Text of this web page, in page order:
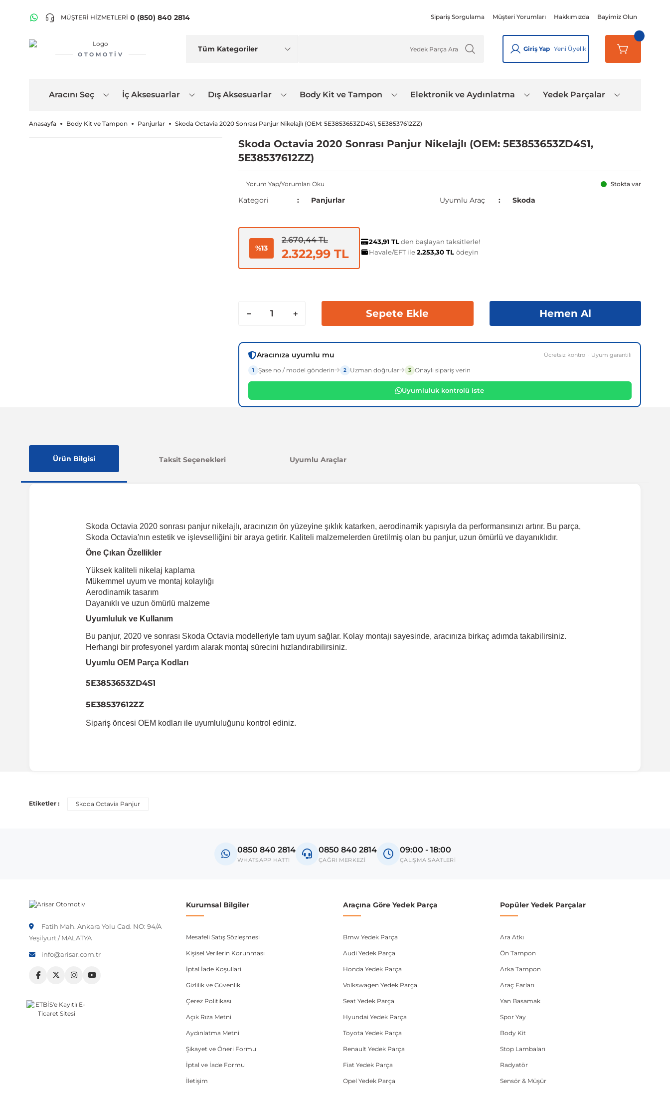
MÜŞTERİ HİZMETLERİ 0 (850) 840 2814 Sipariş Sorgulama Müşteri Yorumları Hakkımızda Bayimiz Olun
OTOMOTIV
Giriş Yap Yeni Üyelik
Aracını Seç İç Aksesuarlar Dış Aksesuarlar Body Kit ve Tampon Elektronik ve Aydınlatma Yedek Parçalar
Anasayfa Body Kit ve Tampon Panjurlar Skoda Octavia 2020 Sonrası Panjur Nikelajlı (OEM: 5E3853653ZD4S1, 5E38537612ZZ)
Skoda Octavia 2020 Sonrası Panjur Nikelajlı (OEM: 5E3853653ZD4S1,
5E38537612ZZ)
Yorum Yap/Yorumları Oku Stokta var
Kategori Panjurlar Uyumlu Araç Skoda
%13
2.670,44 TL
2.322,99 TL
243,91 TLden başlayan taksitlerle!
Havale/EFT ile2.253,30 TL ödeyin
Sepete Ekle Hemen Al
Aracınıza uyumlu mu Ücretsiz kontrol · Uyum garantili
1 Şase no / model gönderin 2 Uzman doğrular 3 Onaylı sipariş verin
Uyumluluk kontrolü iste
Ürün Bilgisi Taksit Seçenekleri Uyumlu Araçlar
Skoda Octavia 2020 sonrası panjur nikelajlı, aracınızın ön yüzeyine şıklık katarken, aerodinamik yapısıyla da performansınızı artırır. Bu parça,
Skoda Octavia'nın estetik ve işlevselliğini bir araya getirir. Kaliteli malzemelerden üretilmiş olan bu panjur, uzun ömürlü ve dayanıklıdır.
Öne Çıkan Özellikler
Yüksek kaliteli nikelaj kaplama
Mükemmel uyum ve montaj kolaylığı
Aerodinamik tasarım
Dayanıklı ve uzun ömürlü malzeme
Uyumluluk ve Kullanım
Bu panjur, 2020 ve sonrası Skoda Octavia modelleriyle tam uyum sağlar. Kolay montajı sayesinde, aracınıza birkaç adımda takabilirsiniz.
Herhangi bir profesyonel yardım alarak montaj sürecini hızlandırabilirsiniz.
Uyumlu OEM Parça Kodları
5E3853653ZD4S1
5E38537612ZZ
Sipariş öncesi OEM kodları ile uyumluluğunu kontrol ediniz.
Araç üreticileri aynı model yılı içerisinde farklı donanım ve kasa tipleri kullanabilmektedir. Sipariş vermeden önce OEM numarası veya şasi numarası ile uyumluluğu kontrol
Etiketler : Skoda Octavia Panjur
0850 840 2814
WHATSAPP HATTI
0850 840 2814
ÇAĞRI MERKEZİ
09:00 - 18:00
ÇALIŞMA SAATLERİ
Fatih Mah. Ankara Yolu Cad. NO: 94/A
Yeşilyurt / MALATYA
info@arisar.com.tr
Kurumsal Bilgiler
Mesafeli Satış Sözleşmesi
Kişisel Verilerin Korunması
İptal İade Koşullari
Gizlilik ve Güvenlik
Çerez Politikası
Açık Rıza Metni
Aydınlatma Metni
Şikayet ve Öneri Formu
İptal ve İade Formu
İletişim
Araçına Göre Yedek Parça
Bmw Yedek Parça
Audi Yedek Parça
Honda Yedek Parça
Volkswagen Yedek Parça
Seat Yedek Parça
Hyundai Yedek Parça
Toyota Yedek Parça
Renault Yedek Parça
Fiat Yedek Parça
Opel Yedek Parça
Popüler Yedek Parçalar
Ara Atkı
Ön Tampon
Arka Tampon
Araç Farları
Yan Basamak
Spor Yay
Body Kit
Stop Lambaları
Radyatör
Sensör & Müşür